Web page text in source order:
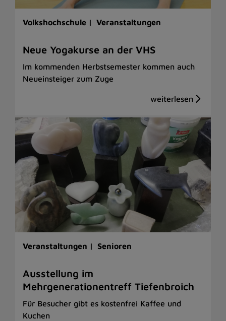
Volkshochschule | Veranstaltungen
Neue Yogakurse an der VHS
Im kommenden Herbstsemester kommen auch
Neueinsteiger zum Zuge
Veranstaltungen | Senioren
Ausstellung im
Mehrgenerationentreff Tiefenbroich
Für Besucher gibt es kostenfrei Kaffee und
Kuchen